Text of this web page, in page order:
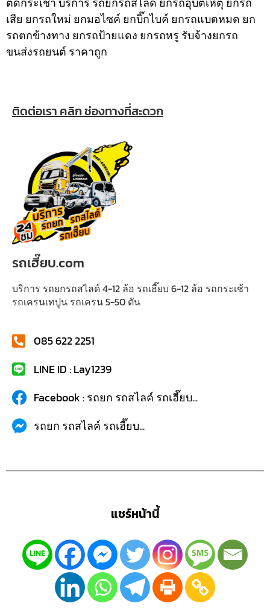
เสีย ยกรถใหม่ ยกมอไซค์ ยกบิ๊กไบค์ ยกรถแบตหมด ยก
รถตกข้างทาง ยกรถป้ายแดง ยกรถหรู รับจ้างยกรถ
ขนส่งรถยนต์ ราคาถูก
ติดต่อเรา คลิก ช่องทางที่สะดวก
รถเฮี๊ยบ.com
บริการ รถยกรถสไลด์ 4-12 ล้อ รถเฮี๊ยบ 6-12 ล้อ รถกระเช้า
รถเครนเทปูน รถเครน 5-50 ตัน
085 622 2251
LINE ID : Lay1239
Facebook : รถยก รถสไลค์ รถเฮี๊ยบ...
รถยก รถสไลค์ รถเฮี๊ยบ...
แชร์หน้านี้